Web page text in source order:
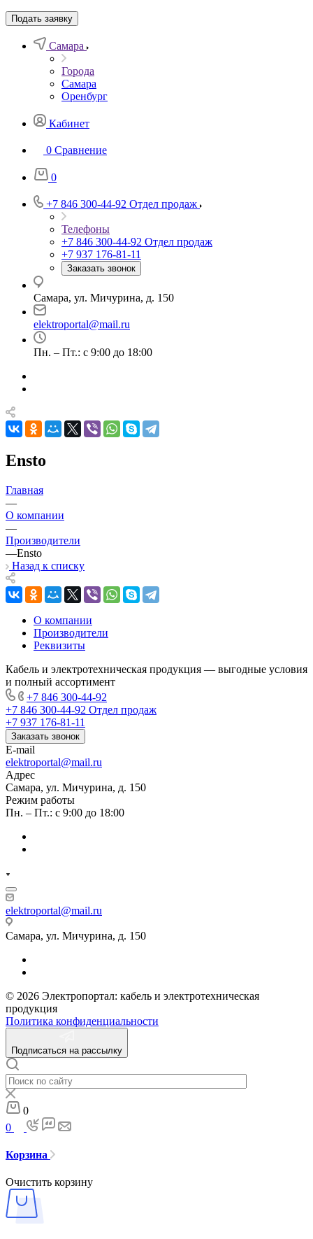
Подать заявку
Самара
Города
Самара
Оренбург
Кабинет
0 Сравнение
0
+7 846 300-44-92 Отдел продаж
Телефоны
+7 846 300-44-92 Отдел продаж
+7 937 176-81-11
Заказать звонок
Самара, ул. Мичурина, д. 150
elektroportal@mail.ru
Пн. – Пт.: с 9:00 до 18:00
Ensto
Главная
—
О компании
—
Производители
—Ensto
Назад к списку
О компании
Производители
Реквизиты
Кабель и электротехническая продукция — выгодные условия
и полный ассортимент
+7 846 300-44-92
+7 846 300-44-92 Отдел продаж
+7 937 176-81-11
Заказать звонок
E-mail
elektroportal@mail.ru
Адрес
Самара, ул. Мичурина, д. 150
Режим работы
Пн. – Пт.: с 9:00 до 18:00
elektroportal@mail.ru
Самара, ул. Мичурина, д. 150
© 2026 Электропортал: кабель и электротехническая
продукция
Политика конфиденциальности
Подписаться на рассылку
0
0
Корзина
Очистить корзину